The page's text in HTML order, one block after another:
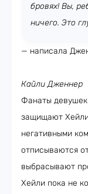
бровях! Вы,
ничего. Это
— написала
Кайли Дженнер
Фанаты девушек
защищают
негативными
отписываются
выбрасывают
Хейли пока не